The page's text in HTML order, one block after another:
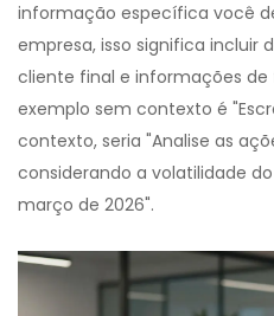
informação específica você
empresa, isso significa incluir
cliente final e informações de
exemplo sem contexto é
contexto, seria "Analise as
considerando a volatilidade
março de 2026".